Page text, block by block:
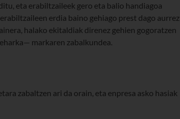
eta erabiltzaileek gero eta balio handiagoa
erdia baino gehiago prest dago aurrez
halako ekitaldiak direnez gehien gogoratzen
markaren zabalkundea.
zabaltzen ari da orain, eta enpresa asko hasiak